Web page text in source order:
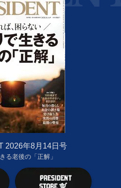
2026年8月14日号
る老後の「正解」